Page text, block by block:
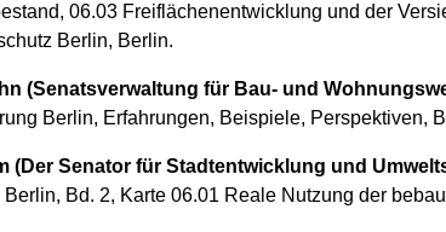
06.03 Freiflächenentwicklung und der
Berlin, Berlin.
(Senatsverwaltung für Bau- und
Berlin, Erfahrungen, Beispiele, Perspektiven,
(Der Senator für Stadtentwicklung und
Bd. 2, Karte 06.01 Reale Nutzung der